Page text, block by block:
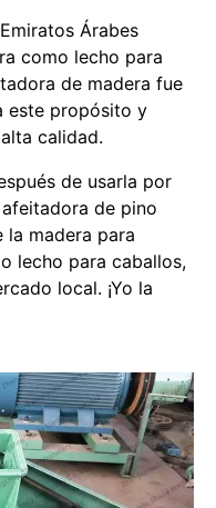
Árabes
como lecho para
de madera fue
este propósito y
calidad.
de usarla por
de pino
la madera para
lecho para caballos,
local. ¡Yo la